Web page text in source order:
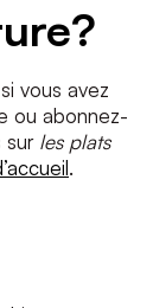
si vous avez
ou abonnez-
sur les plats
.